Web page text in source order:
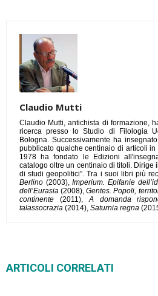
Claudio Mutti
Claudio Mutti, antichista di formazione,
ricerca presso lo Studio di Filologia
Bologna. Successivamente ha
pubblicato qualche centinaio di articoli
1978 ha fondato le Edizioni
catalogo oltre un centinaio di titoli. Dirige
di studi geopolitici”. Tra i suoi libri più
Berlino (2003),Imperium. Epifanie
dell’Eurasia (2008),Gentes. Popoli,
continente (2011),A domanda
talassocrazia (2014), Saturnia regna
ARTICOLI CORRELATI